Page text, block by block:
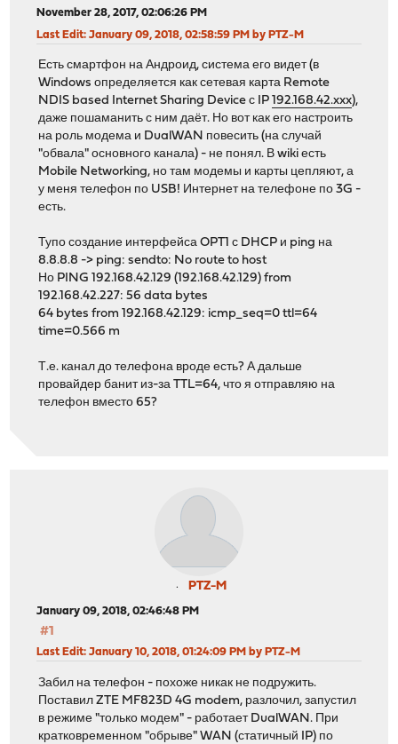
November 28, 2017, 02:06:26 PM
Last Edit: January 09, 2018, 02:58:59 PM by PTZ-M
Есть смартфон на Андроид, система его видет (в
Windows определяется как сетевая карта Remote
NDIS based Internet Sharing Device с IP192.168.42.xxx),
даже пошаманить с ним даёт. Но вот как его настроить
на роль модема и DualWAN повесить (на случай
"обвала" основного канала) - не понял. В wiki есть
Mobile Networking, но там модемы и карты цепляют, а
у меня телефон по USB! Интернет на телефоне по 3G -
есть.
Тупо создание интерфейса OPT1 с DHCP и ping на
8.8.8.8 -> ping: sendto: No route to host
Но PING 192.168.42.129 (192.168.42.129) from
192.168.42.227: 56 data bytes
64 bytes from 192.168.42.129: icmp_seq=0 ttl=64
time=0.566 m
Т.е. канал до телефона вроде есть? А дальше
провайдер банит из-за TTL=64, что я отправляю на
телефон вместо 65?
PTZ-M
January 09, 2018, 02:46:48 PM
#1
Last Edit: January 10, 2018, 01:24:09 PM by PTZ-M
Забил на телефон - похоже никак не подружить.
Поставил ZTE MF823D 4G modem, разлочил, запустил
в режиме "только модем" - работает DualWAN. При
кратковременном "обрыве" WAN (статичный IP) по